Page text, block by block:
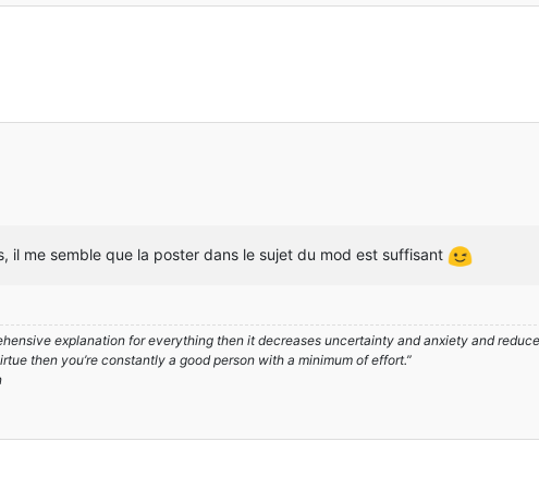
il me semble que la poster dans le sujet du mod est suffisant
explanation for everything then it decreases uncertainty and anxiety and
then you’re constantly a good person with a minimum of effort.”